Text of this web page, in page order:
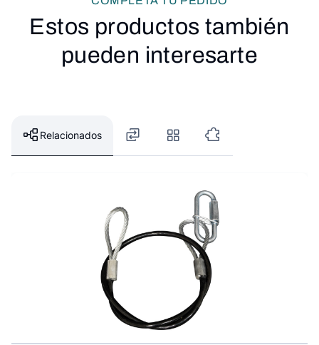
Estos productos también
pueden interesarte
Relacionados